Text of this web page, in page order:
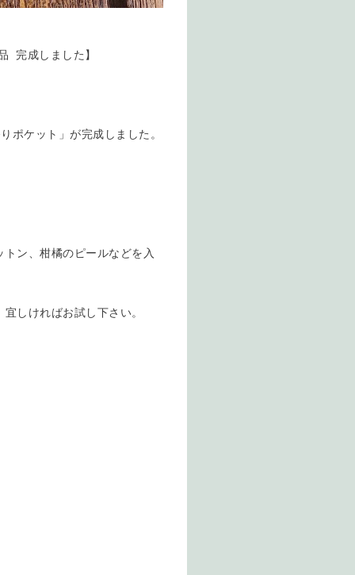
完成しました】
ポケット」が完成しました。
ン、柑橘のピールなどを入
しければお試し下さい。